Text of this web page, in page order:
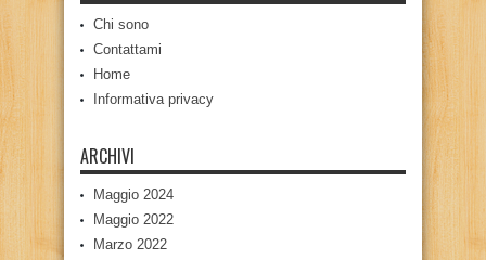
Chi sono
Contattami
Home
Informativa privacy
ARCHIVI
Maggio 2024
Maggio 2022
Marzo 2022